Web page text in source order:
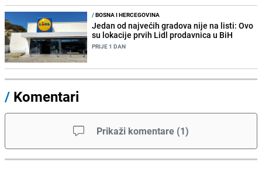
/BOSNA I HERCEGOVINA
Jedan od najvećih gradova nije na listi: Ovo
su lokacije prvih Lidl prodavnica u BiH
PRIJE 1 DAN
/ Komentari
Prikaži komentare (1)